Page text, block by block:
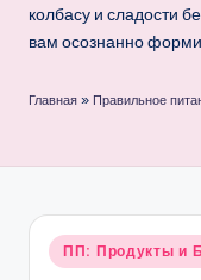
колбасу и сладости
вам осознанно
Главная » Правильное
Опубликовано
ПП: Продукты и